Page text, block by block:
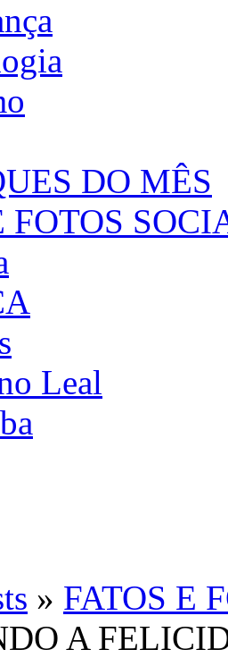
DO MÊS
FOTOS
Leal
» FATOS E
A